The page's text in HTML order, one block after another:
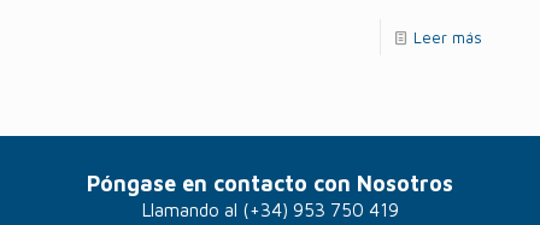
Leer más
Póngase en contacto con Nosotros
Llamando al (+34) 953 750 419